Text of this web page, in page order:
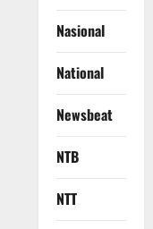
Nasional
National
Newsbeat
NTB
NTT